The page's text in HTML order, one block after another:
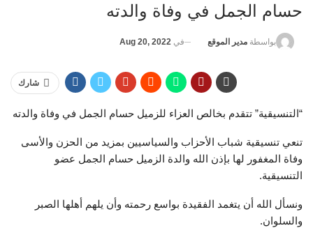
حسام الجمل في وفاة والدته
بواسطة مدير الموقع في Aug 20, 2022
شارك
“التنسيقية” تتقدم بخالص العزاء للزميل حسام الجمل في وفاة والدته
تنعي تنسيقية شباب الأحزاب والسياسيين بمزيد من الحزن والأسى
وفاة المغفور لها بإذن الله والدة الزميل حسام الجمل عضو
التنسيقية.
ونسأل الله أن يتغمد الفقيدة بواسع رحمته وأن يلهم أهلها الصبر
والسلوان.